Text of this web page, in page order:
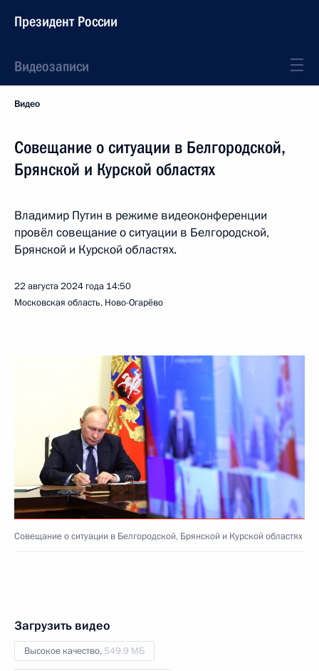
Президент России
Видеозаписи
Видео
Совещание о ситуации в Белгородской,
Брянской и Курской областях
Владимир Путин в режиме видеоконференции
провёл совещание о ситуации в Белгородской,
Брянской и Курской областях.
22 августа 2024 года 14:50
Московская область, Ново-Огарёво
Совещание о ситуации в Белгородской, Брянской и Курской областях
Загрузить видео
Высокое качество, 549.9 МБ